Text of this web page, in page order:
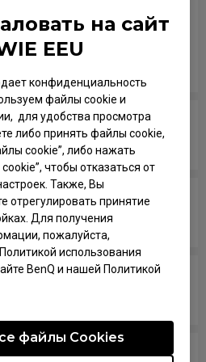
на сайт
EEU
конфиденциальность
файлы cookie и
для удобства просмотра
либо принять файлы cookie,
cookie”, либо нажать
чтобы отказаться от
Также, Вы
отрегулировать принятие
Для получения
пожалуйста,
использования
BenQ и нашей Политикой
файлы Сookies
трогаю колесико или
коврик после
будто удерживается
и шумит, когда
Появляется
экрана и не